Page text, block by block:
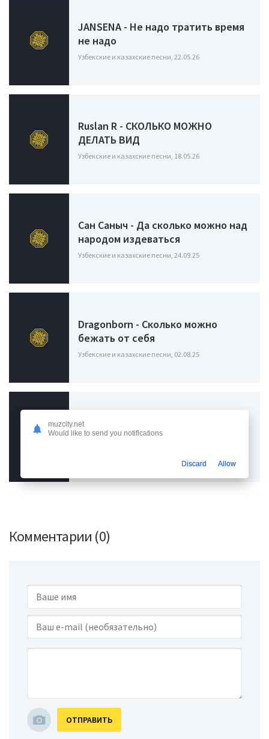
JANSENA - Не надо тратить время
не надо
Узбекские и казахские песни, 22.05.26
Ruslan R - СКОЛЬКО МОЖНО
ДЕЛАТЬ ВИД
Узбекские и казахские песни, 18.05.26
Сан Саныч - Да сколько можно над
народом издеваться
Узбекские и казахские песни, 24.09.25
Dragonborn - Сколько можно
бежать от себя
Узбекские и казахские песни, 02.08.25
Алина Калашникова - Больно
(Голос 12)
Комментарии (0)
ОТПРАВИТЬ
muzcity.net
Would like to send you notifications
Discard Allow